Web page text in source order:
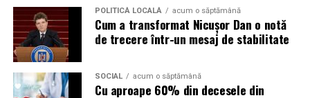
Masina
personala
Organizatorii recomanda utilizarea transportului public
sau a curselor speciale dedicate festivalului, intrucat nu
exista parcare destinata publicului.
POLITICĂ LOCALĂ acum o săptămână
Cum a transformat Nicușor Dan o notă
de trecere într-un mesaj de stabilitate
SOCIAL acum o săptămână
Cu aproape 60% din decesele din